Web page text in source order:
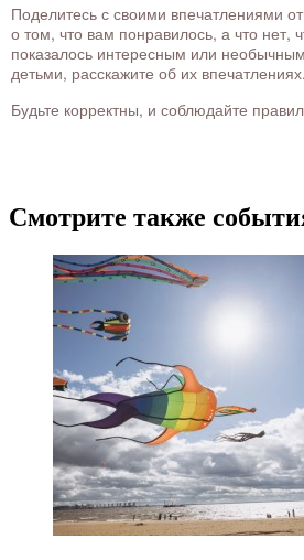
Поделитесь с своими впечатлениями
о том, что вам понравилось, а что нет,
показалось интересным или
детьми, расскажите об их впечатлениях.
Будьте корректны, и соблюдайте
Смотрите также